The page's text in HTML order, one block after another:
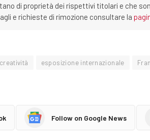
di proprietà dei rispettivi titolari e che
e richieste di rimozione consultare la
creatività esposizione internazionale
Follow on Google News